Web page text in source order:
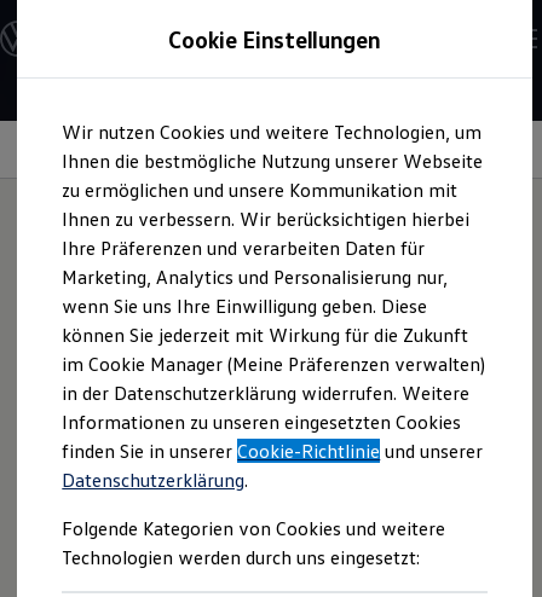
Hauptinhalt
springen
Footer
springen
Modelle und Konfigurator
Konfigurator
Modelle vergleichen
Elektroautos
ENERGY Sondermodelle
Nutzfahrzeuge
SUV und CUV
Familienautos
Kombis
Kompaktwagen
Sportwagen
Schnell verfügbare Fahrzeuge
Angebote und Produkte
Aktuelle Angebote
E-Auto-Förderung
Volkswagen Marktplatz
Die ENERGY Sondermodelle
Junge Gebrauchtwagen und Gebrauchtwagen
Volkswagen Zertifizierte Gebrauchtwagen
Elektromobilität bei Gebrauchtwagen
Saisonangebote
Reifenpakete
Leasing
Interieur
Einladendkomfortabel
Cookie Einstellungen
Wir nutzen Cookies und weitere Technologien, um
Ihnen die bestmögliche Nutzung unserer Webseite
zu ermöglichen und unsere Kommunikation mit
Ihnen zu verbessern. Wir berücksichtigen hierbei
Ihre Präferenzen und verarbeiten Daten für
Marketing, Analytics und Personalisierung nur,
wenn Sie uns Ihre Einwilligung geben. Diese
können Sie jederzeit mit Wirkung für die Zukunft
im Cookie Manager (Meine Präferenzen verwalten)
in der Datenschutzerklärung widerrufen. Weitere
Informationen zu unseren eingesetzten Cookies
finden Sie in unsererCookie-Richtlinie und unserer
Datenschutzerklärung.
Folgende Kategorien von Cookies und weitere
Technologien werden durch uns eingesetzt: